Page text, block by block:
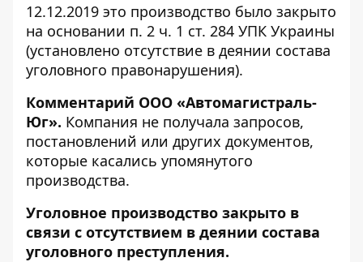
12.12.2019 это производство было закрыто
на основании п. 2 ч. 1 ст. 284 УПК Украины
(установлено отсутствие в деянии состава
уголовного правонарушения).
Комментарий ООО «Автомагистраль-
Юг». Компания не получала запросов,
постановлений или других документов,
которые касались упомянутого
производства.
Уголовное производство закрыто в
связи с отсутствием в деянии состава
уголовного преступления.